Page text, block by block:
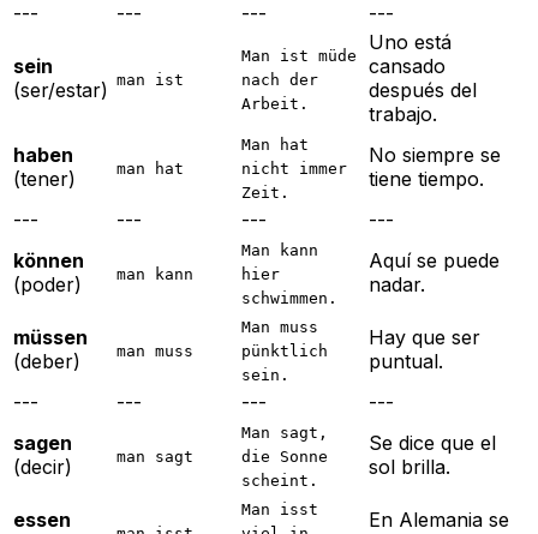
---
--- --- ---
sein
(ser/estar) man ist
Man ist müde
nach der
Arbeit.
Uno está
cansado
después del
trabajo.
haben
(tener)
man hat
Man hat
nicht immer
Zeit.
No siempre se
tiene tiempo.
---
--- ---
---
können
(poder)
man kann
Man kann
hier
schwimmen.
Aquí se puede
nadar.
müssen
(deber)
man muss
Man muss
pünktlich
sein.
Hay que ser
puntual.
---
--- ---
---
sagen
(decir)
man sagt
Man sagt,
die Sonne
scheint.
Se dice que el
sol brilla.
essen
Man isst
En Alemania se